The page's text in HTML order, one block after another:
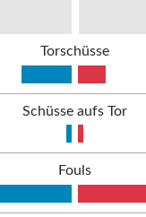
Torschüsse
Schüsse aufs Tor
Fouls